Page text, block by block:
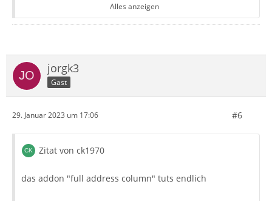
Jeder sollte (so gut er kann) auf die Rechtschreibung
achten und vor allem auch korrekt
die Groß-/Kleinschreibung und Satzzeichen wie Punkt
und Komma nutzen.
Es kommt nicht darauf an, dass Sie keine Fehler
machen. Aber weitgehend korrekte Schreibung
Beiträge - es hilft also, Ihnen zu helfen.
Wenn man täglich sehr viele Beiträge liest/lesen muss,
Alles anzeigen
jorgk3
Gast
29. Januar 2023 um 17:06 #6
Zitat von ck1970
das addon "full address column" tuts endlich